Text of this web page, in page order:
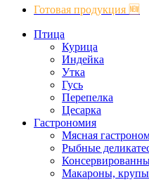
Готовая продукция 🆕
Птица
Курица
Индейка
Утка
Гусь
Перепелка
Цесарка
Гастрономия
Мясная
Рыбные
Макароны, крупы